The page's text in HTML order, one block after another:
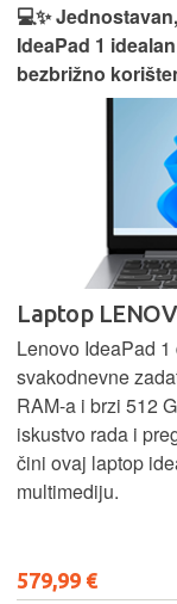
💻✨
IdeaPad 1
bezbrižno
Laptop
Lenovo IdeaPad
svakodnevne
RAM-a i brzi 512
iskustvo rada i
čini ovaj laptop
multimediju.
579,99 €